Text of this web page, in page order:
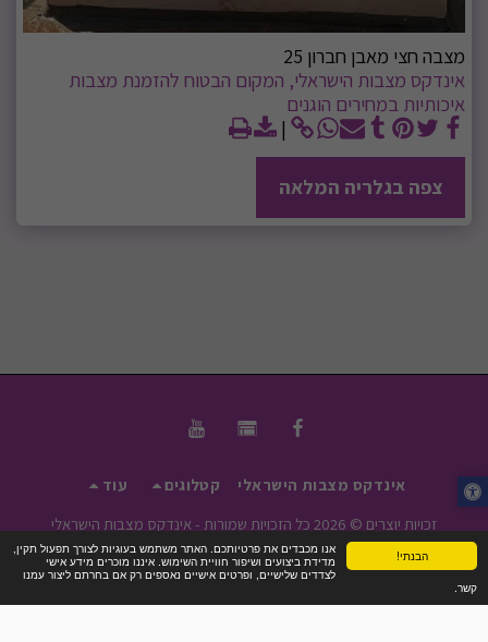
הבנתי!
אנו מכבדים את פרטיותכם. האתר משתמש בעוגיות לצורך תפעול תקין,
מדידת ביצועים ושיפור חוויית השימוש. איננו מוכרים מידע אישי
לצדדים שלישיים, ופרטים אישיים נאספים רק אם בחרתם ליצור עמנו
קשר.
מצבה חצי מאבן חברון 25
אינדקס מצבות הישראלי, המקום הבטוח להזמנת מצבות
איכותיות במחירים הוגנים
צפה בגלריה המלאה
אינדקס מצבות הישראלי קטלוגים
עוד
זכויות יוצרים © 2026 כל הזכויות שמורות -
אינדקס מצבות הישראלי
תנאי שימוש|פרטיות|נגישות